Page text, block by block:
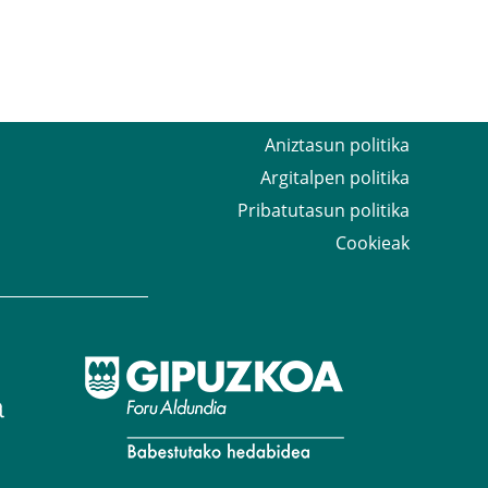
Aniztasun politika
Argitalpen politika
Pribatutasun politika
Cookieak